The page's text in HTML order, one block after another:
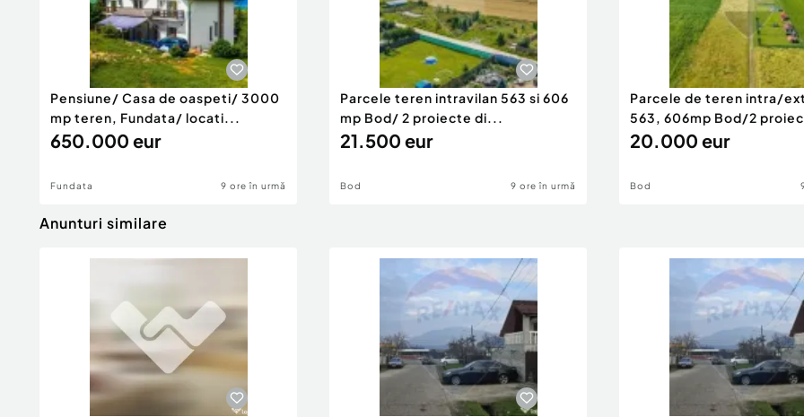
Nr. locuri parcare:5-10
Curent
Apă
Canalizare
Încălzire
Pensiune/ Casa de oaspeti/ 3000
mp teren, Fundata/ locati...
650.000 eur
Fundata 9 ore în urmă
Parcele teren intravilan 563 si 606
mp Bod/ 2 proiecte di...
21.500 eur
Bod 9 ore în urmă
Parcele de teren intra/
563, 606mp Bod/2
20.000 eur
Bod
Anunturi similare